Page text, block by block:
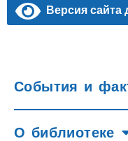
Версия сайта
События и
О библиотеке